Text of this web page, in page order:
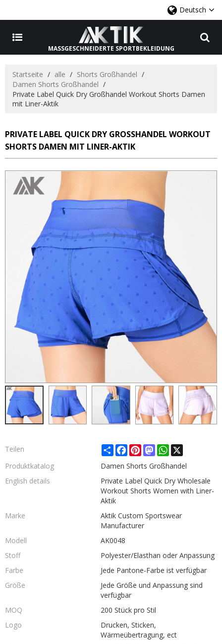
Deutsch
MASSGESCHNEIDERTE SPORTBEKLEIDUNG
Startseite / alle / Shorts Großhandel /
Damen Shorts Großhandel /
Private Label Quick Dry Großhandel Workout Shorts Damen
mit Liner-Aktik
PRIVATE LABEL QUICK DRY GROSSHANDEL WORKOUT S
HORTS DAMEN MIT LINER-AKTIK
Teilen ShareFacebook
PinterestMastodonWhatsApp
X
Produktkatalog
Damen Shorts Großhandel
English details
Private Label Quick Dry Wholesale
Workout Shorts Women with Liner-
Aktik
Marke
Aktik Custom Sportswear
Manufacturer
Modell
AK0048
Stoff
Polyester/Elasthan oder Anpassung
Farbe
Jede Pantone-Farbe ist verfügbar
Größe
Jede Größe und Anpassung sind
verfügbar
MOQ
200 Stück pro Stil
Logo
Drucken, Sticken,
Wärmeübertragung, ect